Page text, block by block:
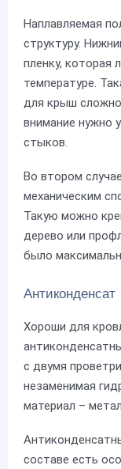
Наплавляемая
структуру.
пленку, которая
температуре.
для крыш
внимание нужно
стыков.
Во втором
механическим
Такую можно
дерево или
было
Антиконденсат
Хороши для
с двумя
незаменимая
материал –
составе есть